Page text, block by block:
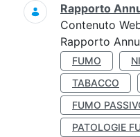
Rapporto
Contenuto
Rapporto
FUMO
TABACCO
FUMO
PATOLOGIE